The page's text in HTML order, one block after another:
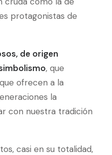
protagonistas de
de origen
, que
ofrecen a la
la
con nuestra tradición
casi en su totalidad,